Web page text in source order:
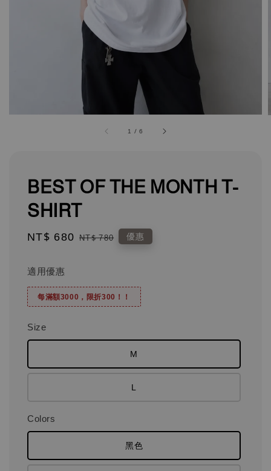
1 /6
BEST OF THE MONTH T-
SHIRT
Sale
NT$ 680 Regular
NT$ 780 優惠
適用優惠
每滿額3000，限折300！！
Size
M
L
Colors
黑色